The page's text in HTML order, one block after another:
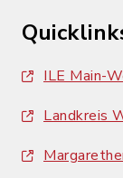
ILE Main-
Landkreis